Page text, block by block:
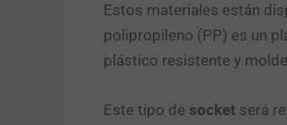
Estos materiales están
polipropileno (PP) es un
plástico resistente y
Este tipo de socket será